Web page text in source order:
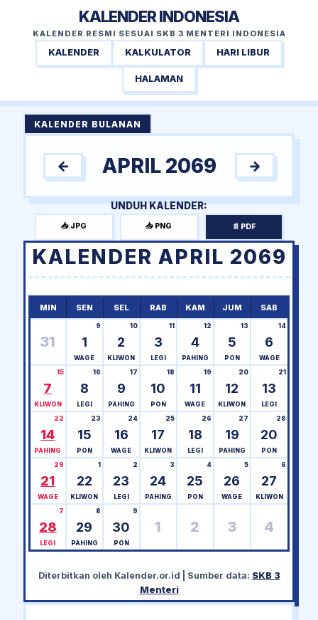
KALENDER INDONESIA
KALENDER RESMI SESUAI SKB 3 MENTERI INDONESIA
KALENDER KALKULATOR HARI LIBUR
HALAMAN
KALENDER BULANAN
← APRIL 2069 →
UNDUH KALENDER:
📥 JPG 📥 PNG 📄 PDF
KALENDER APRIL 2069
MIN SEN SEL RAB KAM JUM SAB
31 1
9
WAGE
2
10
KLIWON
3
11
LEGI
4
12
PAHING
5
13
PON
6
14
WAGE
7
15
KLIWON
8
16
LEGI
9
17
PAHING
10
18
PON
11
19
WAGE
12
20
KLIWON
13
21
LEGI
14
22
PAHING
15
23
PON
16
24
WAGE
17
25
KLIWON
18
26
LEGI
19
27
PAHING
20
28
PON
21
29
WAGE
22
1
KLIWON
23
2
LEGI
24
3
PAHING
25
4
PON
26
5
WAGE
27
6
KLIWON
28
7
LEGI
29
8
PAHING
30
9
PON
1 2 3 4
Diterbitkan oleh Kalender.or.id | Sumber data: SKB 3
Menteri